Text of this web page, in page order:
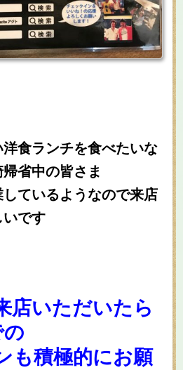
食ランチを食べたいな
省中の皆さま
ているようなので来店
いです
店いただいたら
も積極的にお願